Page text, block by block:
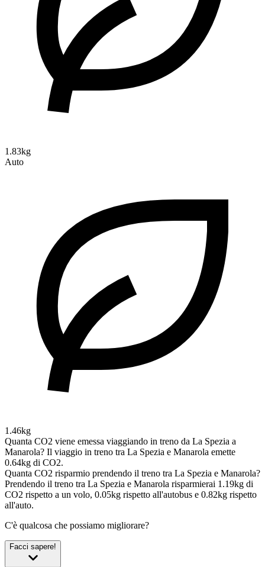
1.83kg
Auto
1.46kg
Quanta CO2 viene emessa viaggiando in treno da La Spezia a
Manarola? Il viaggio in treno tra La Spezia e Manarola emette
0.64kg di CO2.
Quanta CO2 risparmio prendendo il treno tra La Spezia e Manarola?
Prendendo il treno tra La Spezia e Manarola risparmierai 1.19kg di
CO2 rispetto a un volo, 0.05kg rispetto all'autobus e 0.82kg rispetto
all'auto.
C'è qualcosa che possiamo migliorare?
Facci sapere!